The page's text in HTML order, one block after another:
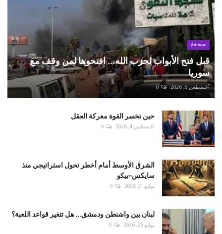
صحافة
قبل فتح الأبواب لحزب الله... افتحوها لمن وقف مع
سوريا
أغسطس 6, 2026 0
حين تخسر القوة معركة العقل
أغسطس 4, 2026 0
الشرق الأوسط أمام أخطر تحول استراتيجي منذ
سايكس–بيكو
يوليو 31, 2026 0
لبنان بين واشنطن ودمشق... هل تتغير قواعد اللعبة؟
يوليو 25, 2026 0